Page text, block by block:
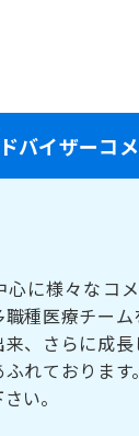
バイザーコ
心に様々なコ
職種医療チー
来、さらに成
ふれておりま
い。